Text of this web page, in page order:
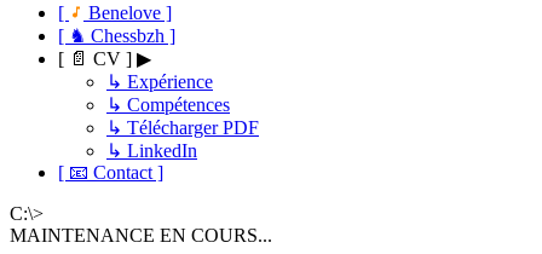
[
Benelove ]
[ ♞ Chessbzh ]
[ 📄 CV ] ▶
↳ Expérience
↳ Compétences
↳ Télécharger PDF
↳ LinkedIn
[ 📧 Contact ]
C:\>
MAINTENANCE EN COURS...